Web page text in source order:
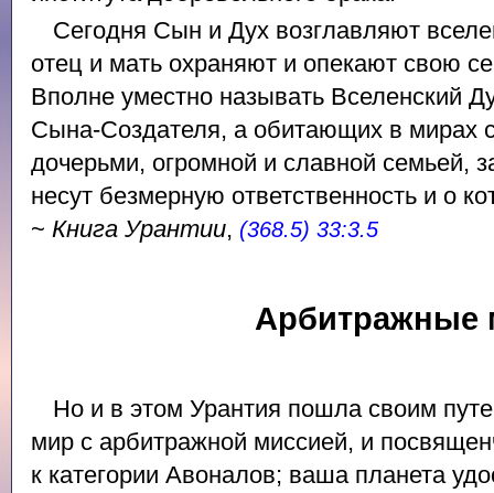
Сегодня Сын и Дух возглавляют
отец и мать охраняют и опекают свою
Вполне уместно называть Вселенский
Сына-Создателя, а обитающих в мирах
дочерьми, огромной и славной семьей,
несут безмерную ответственность и о
~ Книга Урантии, (368.5) 33:3.5
Арбитражные
Но и в этом Урантия пошла своим
мир с арбитражной миссией, и
к категории Авоналов; ваша планета